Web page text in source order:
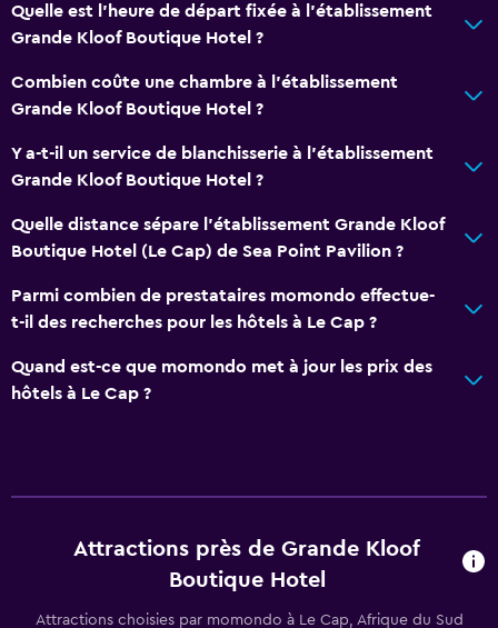
Bain à remous
Serviettes de piscine
Hammam
Sauna
Salle de bain
Salle de bain privée
Toilettes
Quelle est l'heure de départ fixée à l'établissement
Grande Kloof Boutique Hotel ?
Combien coûte une chambre à l'établissement
Grande Kloof Boutique Hotel ?
Y a-t-il un service de blanchisserie à l'établissement
Grande Kloof Boutique Hotel ?
Quelle distance sépare l'établissement Grande Kloof
Boutique Hotel (Le Cap) de Sea Point Pavilion ?
Parmi combien de prestataires momondo effectue-
t-il des recherches pour les hôtels à Le Cap ?
Quand est-ce que momondo met à jour les prix des
hôtels à Le Cap ?
Attractions près de Grande Kloof
Boutique Hotel
Attractions choisies par momondo à Le Cap, Afrique du Sud